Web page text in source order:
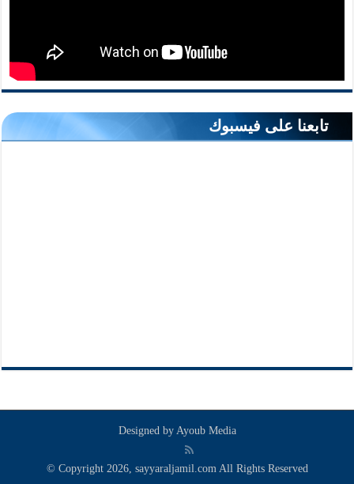
تابعنا على فيسبوك
Designed by Ayoub Media
© Copyright 2026, sayyaraljamil.com All Rights Reserved